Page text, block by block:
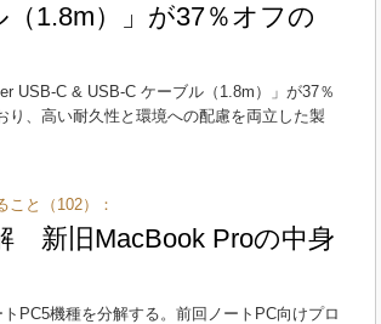
1.8m）」が37％オフの
USB-C & USB-C ケーブル（1.8m）」が37％
、高い耐久性と環境への配慮を両立した製
こと（102）：
新旧MacBook Proの中身
PC5機種を分解する。前回ノートPC向けプロ